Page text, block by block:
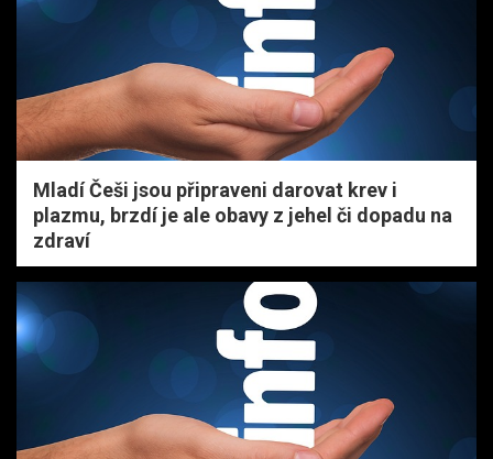
Mladí Češi jsou připraveni darovat krev i
plazmu, brzdí je ale obavy z jehel či dopadu na
zdraví